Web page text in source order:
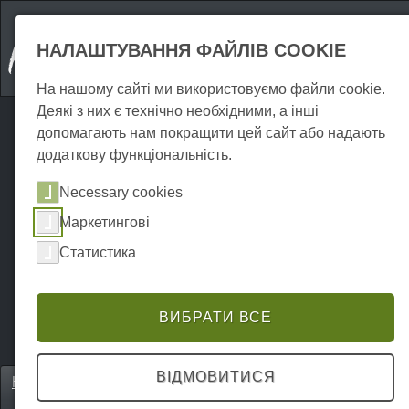
Home Gastronomie
Місця проведення заходів
P0169GE00557
НАЛАШТУВАННЯ ФАЙЛІВ COOKIE
На нашому сайті ми використовуємо файли cookie.
Деякі з них є технічно необхідними, а інші
допомагають нам покращити цей сайт або надають
додаткову функціональність.
Necessary cookies
Маркетингові
Статистика
ВИБРАТИ ВСЕ
ВІДМОВИТИСЯ